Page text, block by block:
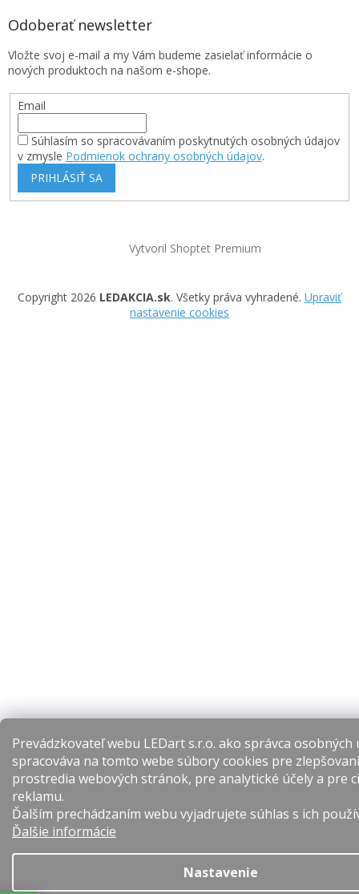
Prevádzkovateľ webu LEDart s.r.o. ako správca osobných
spracováva na tomto webe súbory cookies pre
prostredia webových stránok, pre analytické účely a pre
reklamu.
Ďalším prechádzaním webu vyjadrujete súhlas s ich
Ďalšie informácie
Nastavenie
Odoberať newsletter
Vložte svoj e-mail a my Vám budeme zasielať informácie o
nových produktoch na našom e-shope.
Email
Súhlasím so spracovávaním poskytnutých osobných údajov
v zmysle Podmienok ochrany osobných údajov.
PRIHLÁSIŤ SA
Vytvoril Shoptet Premium
Copyright 2026 LEDAKCIA.sk. Všetky práva vyhradené. Upraviť
nastavenie cookies